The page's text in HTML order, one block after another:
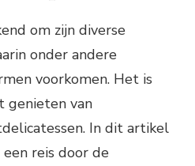
om zijn diverse
onder andere
voorkomen. Het is
genieten van
In dit artikel
reis door de